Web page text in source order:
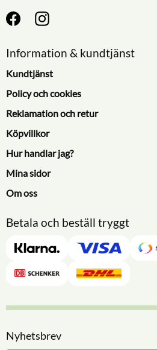
Information & kundtjänst
Kundtjänst
Policy och cookies
Reklamation och retur
Köpvillkor
Hur handlar jag?
Mina sidor
Om oss
Betala och beställ tryggt
Nyhetsbrev